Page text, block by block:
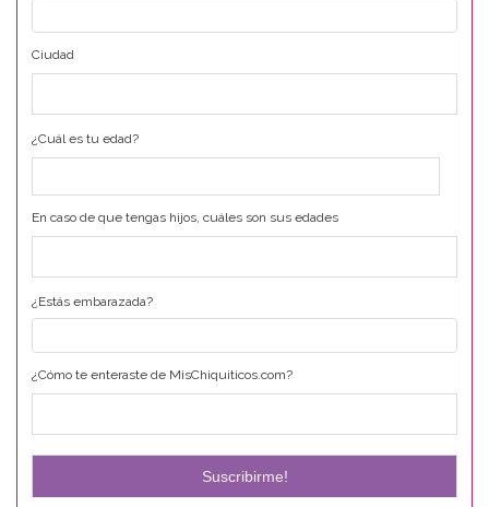
Ciudad
¿Cuál es tu edad?
En caso de que tengas hijos, cuáles son sus edades
¿Estás embarazada?
¿Cómo te enteraste de MisChiquiticos.com?